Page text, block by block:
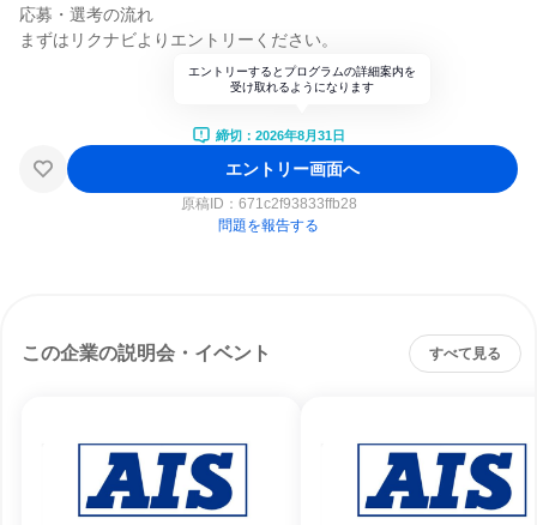
応募・選考の流れ
まずはリクナビよりエントリーください。
エントリーするとプログラムの詳細案内を
受け取れるようになります
締切：2026年8月31日
エントリー画面へ
原稿ID： 671c2f93833ffb28
問題を報告する
この企業の説明会・イベント すべて見る